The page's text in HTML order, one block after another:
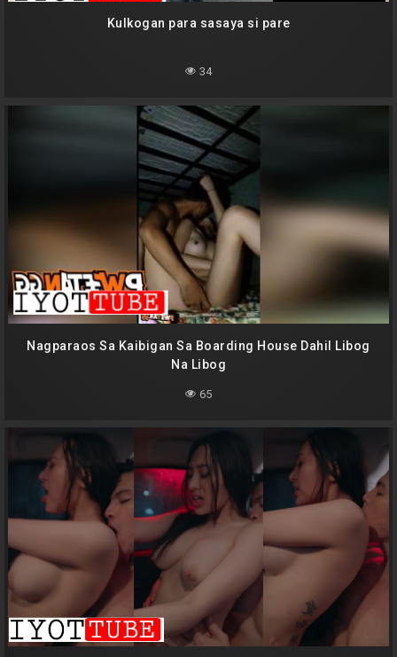
Kulkogan para sasaya si pare
34
Nagparaos Sa Kaibigan Sa Boarding House Dahil Libog
Na Libog
65